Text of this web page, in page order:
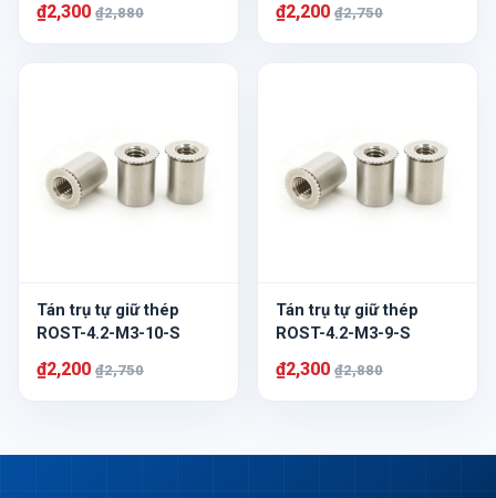
₫2,300 ₫2,880 ₫2,200 ₫2,750
Tán trụ tự giữ thép
ROST-4.2-M3-10-S
₫2,200 ₫2,750
Tán trụ tự giữ thép
ROST-4.2-M3-9-S
₫2,300 ₫2,880